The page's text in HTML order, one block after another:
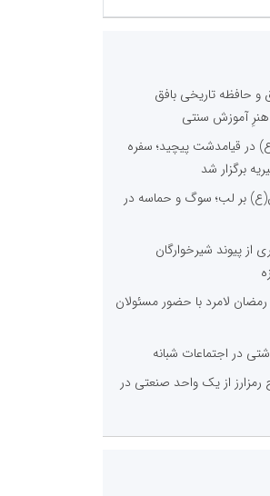
و حافظه تاریخی بافق
آموزش سنتی
در قیامدشت پیچید؛ سفره
برگزار شد
بر لب؛ سوگ و حماسه در
از پیوند شیرخوارگان
لامرد با حضور مسئولان
در اجتماعات شبانه
رمزارز از یک واحد صنعتی در